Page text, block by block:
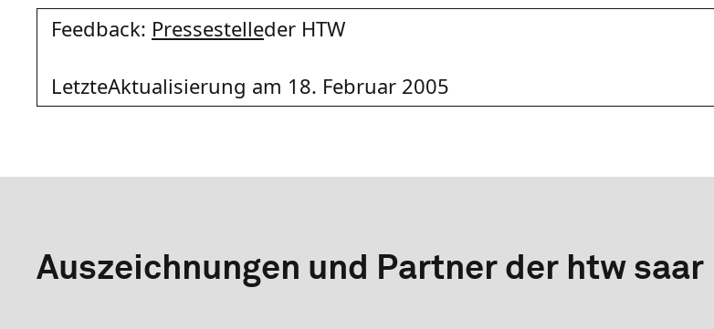
Feedback: Pressestelleder HTW
LetzteAktualisierung am 18. Februar 2005
Auszeichnungen und Partner der htw saar